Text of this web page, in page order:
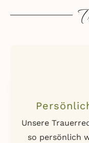
Unsere
so persönlich